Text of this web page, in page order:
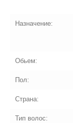
Назначение:
Обьем:
Пол:
Страна:
Тип волос: